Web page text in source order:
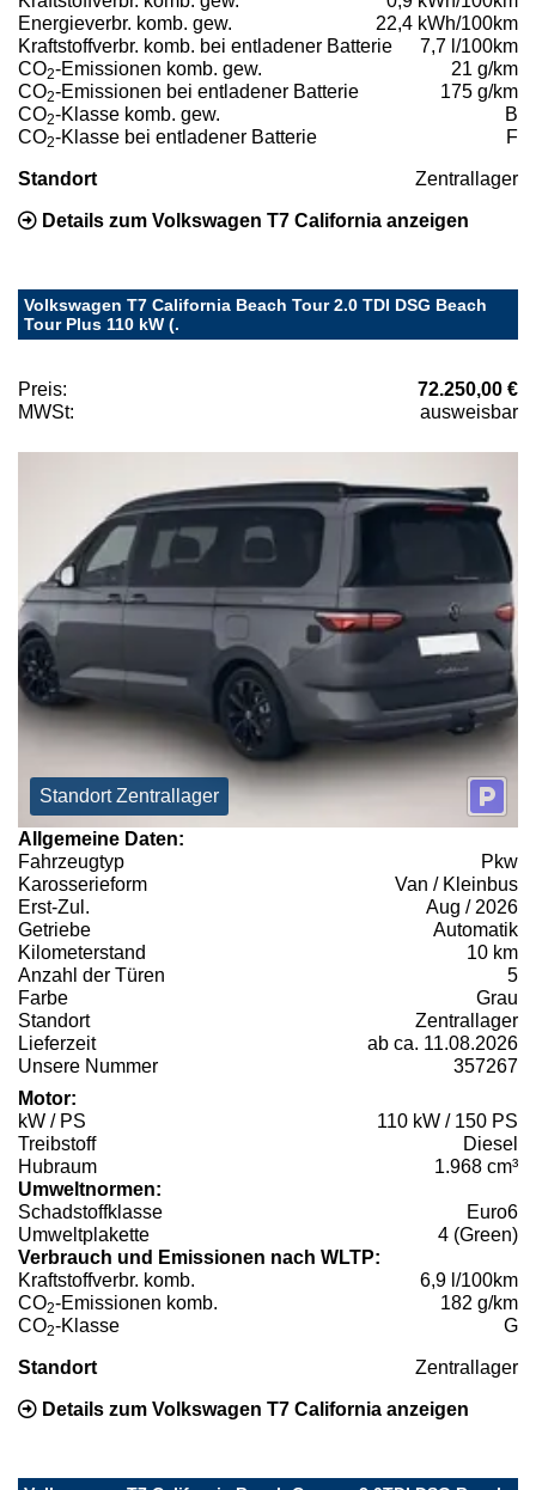
Energieverbr. komb. gew.
22,4 kWh/100km
Kraftstoffverbr. komb. bei entladener Batterie
7,7 l/100km
CO2-Emissionen komb. gew.
21 g/km
CO2-Emissionen bei entladener Batterie
175 g/km
CO2-Klasse komb. gew.
B
CO2-Klasse bei entladener Batterie F
Standort Zentrallager
Details zum Volkswagen T7 California anzeigen
Volkswagen T7 California Beach Tour 2.0 TDI DSG Beach
Tour Plus 110 kW (.
Preis:
72.250,00 €
MWSt:
ausweisbar
Standort Zentrallager
Allgemeine Daten:
Fahrzeugtyp
Pkw
Karosserieform
Van / Kleinbus
Erst-Zul.
Aug / 2026
Getriebe
Automatik
Kilometerstand
10 km
Anzahl der Türen
5
Farbe
Grau
Standort
Zentrallager
Lieferzeit
ab ca. 11.08.2026
Unsere Nummer
357267
Motor:
kW / PS
110 kW / 150 PS
Treibstoff
Diesel
Hubraum
1.968 cm³
Umweltnormen:
Schadstoffklasse
Euro6
Umweltplakette
4 (Green)
Verbrauch und Emissionen nach WLTP:
Kraftstoffverbr. komb.
6,9 l/100km
CO2-Emissionen komb.
182 g/km
CO2-Klasse G
Standort Zentrallager
Details zum Volkswagen T7 California anzeigen